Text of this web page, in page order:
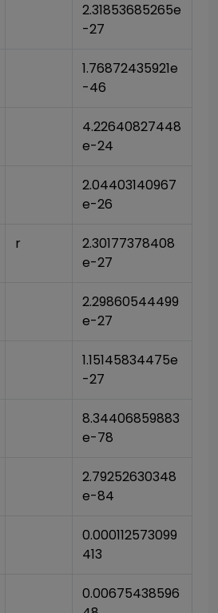
2.31853685265e
-27
1.76872435921e
-46
4.22640827448
e-24
2.04403140967
e-26
r
2.30177378408
e-27
2.29860544499
e-27
1.15145834475e
-27
8.34406859883
e-78
2.79252630348
e-84
0.000112573099
413
0.00675438596